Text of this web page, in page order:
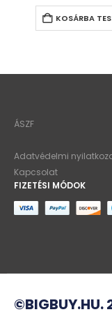
KOSÁRBA
ÁSZF
Adatvédelmi
Kapcsolat
FIZETÉSI MÓDOK